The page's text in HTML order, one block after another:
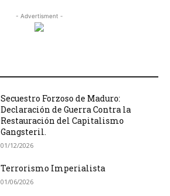
- Advertisment -
Secuestro Forzoso de Maduro:
Declaración de Guerra Contra la
Restauración del Capitalismo
Gangsteril.
01/12/2026
Terrorismo Imperialista
01/06/2026